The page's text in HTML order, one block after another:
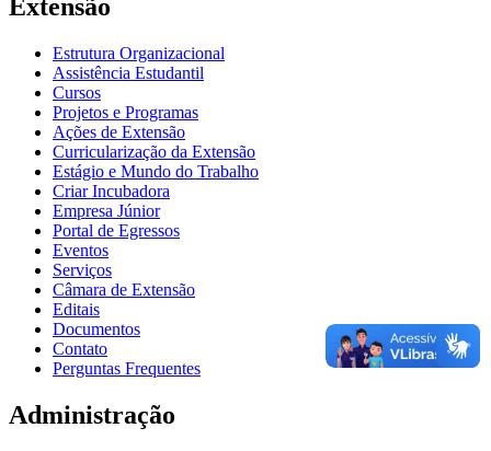
Extensão
Estrutura Organizacional
Assistência Estudantil
Cursos
Projetos e Programas
Ações de Extensão
Curricularização da Extensão
Estágio e Mundo do Trabalho
Criar Incubadora
Empresa Júnior
Portal de Egressos
Eventos
Serviços
Câmara de Extensão
Editais
Documentos
Contato
Perguntas Frequentes
Administração